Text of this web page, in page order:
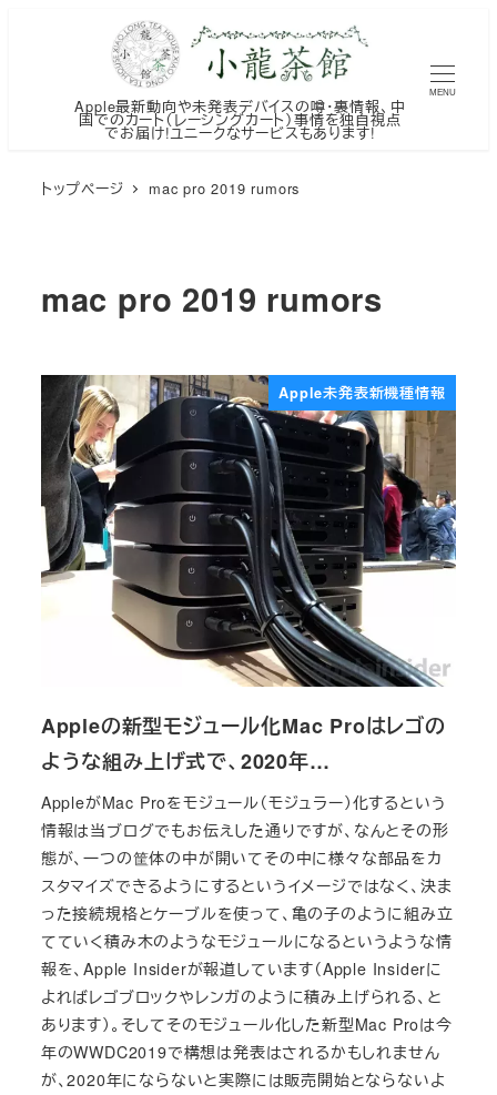
Apple最新動向や未発表デバイスの噂・裏情報、中
国でのカート（レーシングカート）事情を独自視点
でお届け!ユニークなサービスもあります!
MENU
トップページ mac pro 2019 rumors
mac pro 2019 rumors
Apple未発表新機種情報
Appleの新型モジュール化Mac Proはレゴの
ような組み上げ式で、2020年…
AppleがMac Proをモジュール（モジュラー）化するという
情報は当ブログでもお伝えした通りですが、なんとその形
態が、一つの筐体の中が開いてその中に様々な部品をカ
スタマイズできるようにするというイメージではなく、決ま
った接続規格とケーブルを使って、亀の子のように組み立
てていく積み木のようなモジュールになるというような情
報を、Apple Insiderが報道しています（Apple Insiderに
よればレゴブロックやレンガのように積み上げられる、と
あります）。そしてそのモジュール化した新型Mac Proは今
年のWWDC2019で構想は発表はされるかもしれません
が、2020年にならないと実際には販売開始とならないよ